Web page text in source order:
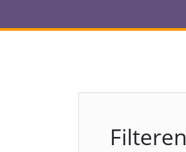
Filteren